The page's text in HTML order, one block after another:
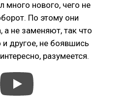
много нового, чего не
По этому они
а не заменяют, так что
другое, не боявшись
разумеется.